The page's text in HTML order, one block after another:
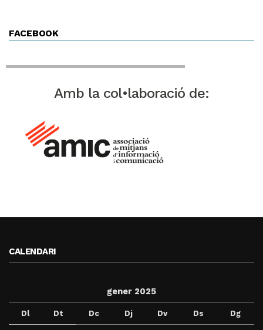
FACEBOOK
Amb la col•laboració de:
CALENDARI
gener 2025
Dl Dt Dc Dj Dv Ds Dg